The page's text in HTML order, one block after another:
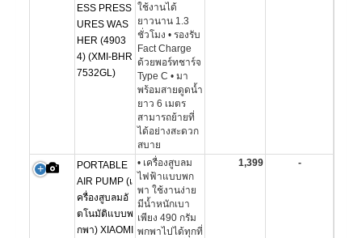
ESS PRESS
URES WAS
HER (4903
4) (XMI-BHR
7532GL)
ใช้งานได้
ยาวนาน 1.3
ชั่วโมง • รองรับ
Fact Charge
ด้วยพอร์ทชาร์จ
Type C • มา
พร้อมสายดูดน้ำ
ยาว 6 เมตร
สามารถย้ายที่
ได้อย่างสะดวก
สบาย
PORTABLE
AIR PUMP (เ
ครื่องสูบลมอั
ตโนมัติแบบพ
กพา) XIAOMI
• เครื่องสูบลม
ไฟฟ้าแบบพก
พา ใช้งานง่าย
มีน้ำหนักเบา
เพียง 490 กรัม
พกพาไปได้ทุกที่
1,399 -